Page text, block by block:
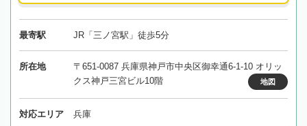
最寄駅 JR「三ノ宮駅」徒歩5分
所在地
〒651-0087 兵庫県神戸市中央区御幸通6-1-10 オリッ
クス神戸三宮ビル10階
地図
対応エリア 兵庫